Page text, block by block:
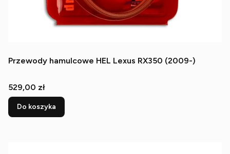
Przewody hamulcowe HEL Lexus RX350 (2009-)
Cena
529,00 zł
Do koszyka